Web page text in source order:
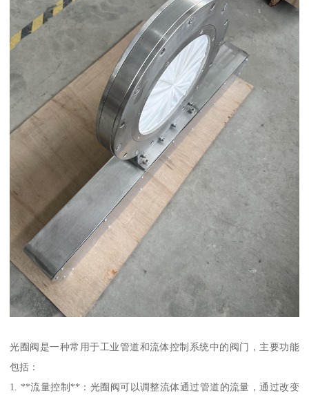
光圈阀是一种常用于工业管道和流体控制系统中的阀门，主要功能
包括：
1. **流量控制**：光圈阀可以调整流体通过管道的流量，通过改变